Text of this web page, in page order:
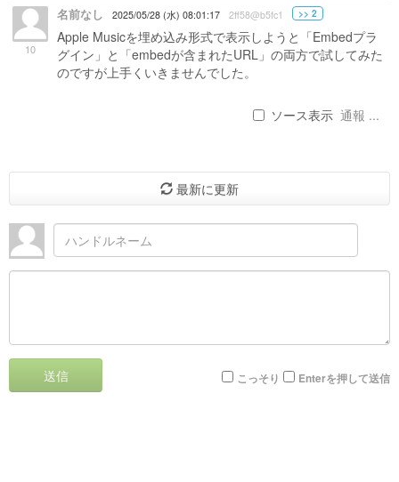
10
名前なし 2025/05/28 (水) 08:01:17 2ff58@b5fc1 >> 2
Apple Musicを埋め込み形式で表示しようと「Embedプラ
グイン」と「embedが含まれたURL」の両方で試してみた
のですが上手くいきませんでした。
ソース表示 通報 ...
最新に更新
送信 こっそり Enterを押して送信